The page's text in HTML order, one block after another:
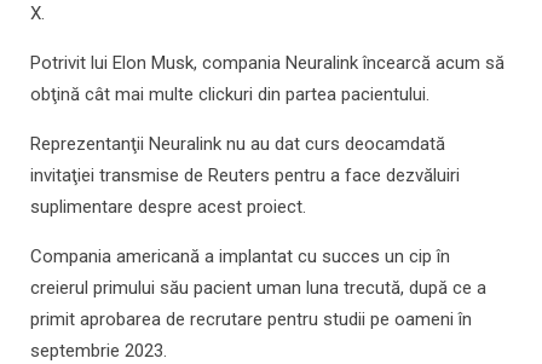
X.
Potrivit lui Elon Musk, compania Neuralink încearcă acum să
obţină cât mai multe clickuri din partea pacientului.
Reprezentanţii Neuralink nu au dat curs deocamdată
invitaţiei transmise de Reuters pentru a face dezvăluiri
suplimentare despre acest proiect.
Compania americană a implantat cu succes un cip în
creierul primului său pacient uman luna trecută, după ce a
primit aprobarea de recrutare pentru studii pe oameni în
septembrie 2023.